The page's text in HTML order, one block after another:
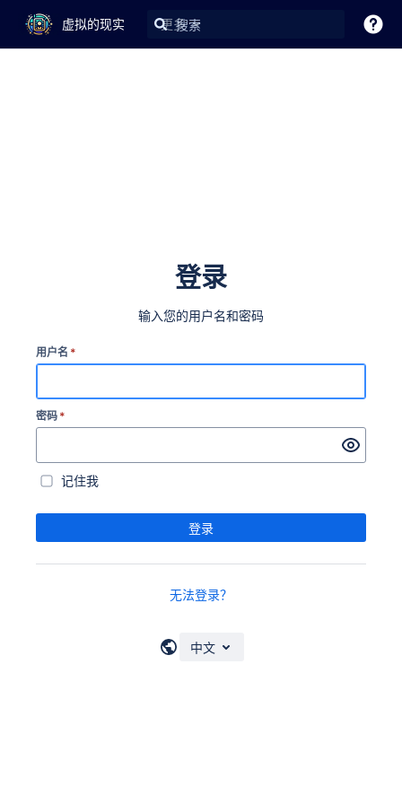
虚拟的现实 更多
登录
输入您的用户名和密码
用户名 *
密码 *
记住我
登录
无法登录？
中文